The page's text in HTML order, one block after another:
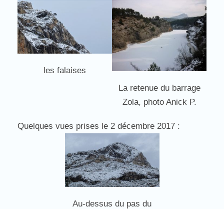
les falaises
La retenue du barrage
Zola, photo Anick P.
Quelques vues prises le 2 décembre 2017 :
Au-dessus du pas du